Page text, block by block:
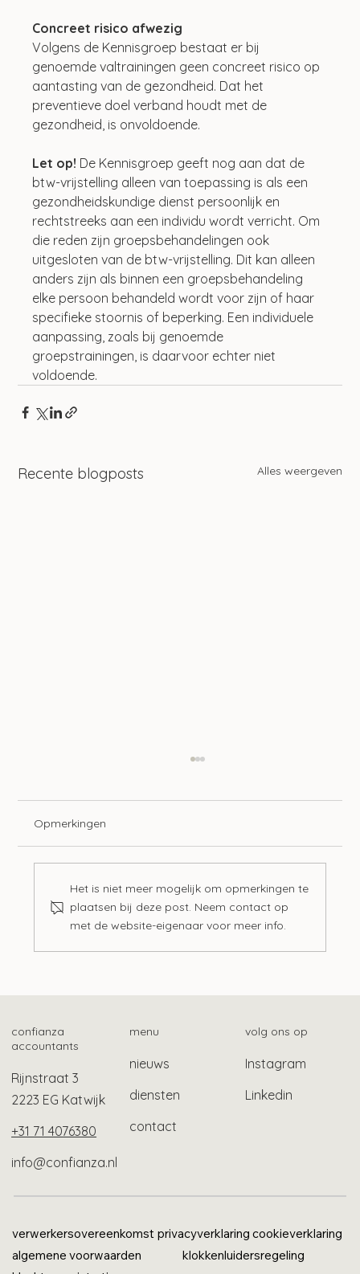
Concreet risico afwezig
Volgens de Kennisgroep bestaat er bij
genoemde valtrainingen geen concreet risico op
aantasting van de gezondheid. Dat het
preventieve doel verband houdt met de
gezondheid, is onvoldoende.
Let op! De Kennisgroep geeft nog aan dat de
btw-vrijstelling alleen van toepassing is als een
gezondheidskundige dienst persoonlijk en
rechtstreeks aan een individu wordt verricht. Om
die reden zijn groepsbehandelingen ook
uitgesloten van de btw-vrijstelling. Dit kan alleen
anders zijn als binnen een groepsbehandeling
elke persoon behandeld wordt voor zijn of haar
specifieke stoornis of beperking. Een individuele
aanpassing, zoals bij genoemde
groepstrainingen, is daarvoor echter niet
voldoende.
Recente blogposts Alles weergeven
Opmerkingen
Het is niet meer mogelijk om opmerkingen te
plaatsen bij deze post. Neem contact op
met de website-eigenaar voor meer info.
confianza
accountants
Rijnstraat 3
2223 EG Katwijk
+31 71 4076380
info@confianza.nl
menu
nieuws
diensten
contact
volg ons op
Instagram
Linkedin
verwerkersovereenkomst privacyverklaring cookieverklaring
algemene voorwaarden
klokkenluidersregeling